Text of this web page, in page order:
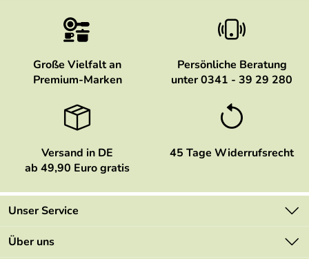
Große Vielfalt an
Premium-Marken
Persönliche Beratung
unter 0341 - 39 29 280
Versand in DE
ab 49,90 Euro gratis
45 Tage Widerrufsrecht
Unser Service
Kontakt
Über uns